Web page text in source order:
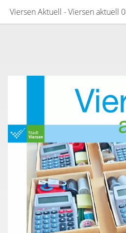
Viersen Aktuell - Viersen aktuell